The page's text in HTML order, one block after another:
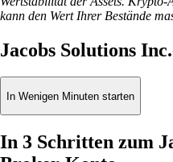
kann den Wert Ihrer Bestände
Jacobs Solutions
In Wenigen Minuten starten
In 3 Schritten zum